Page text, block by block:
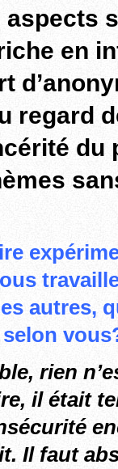
en
regard
du
autres,
rien
il était
Il faut